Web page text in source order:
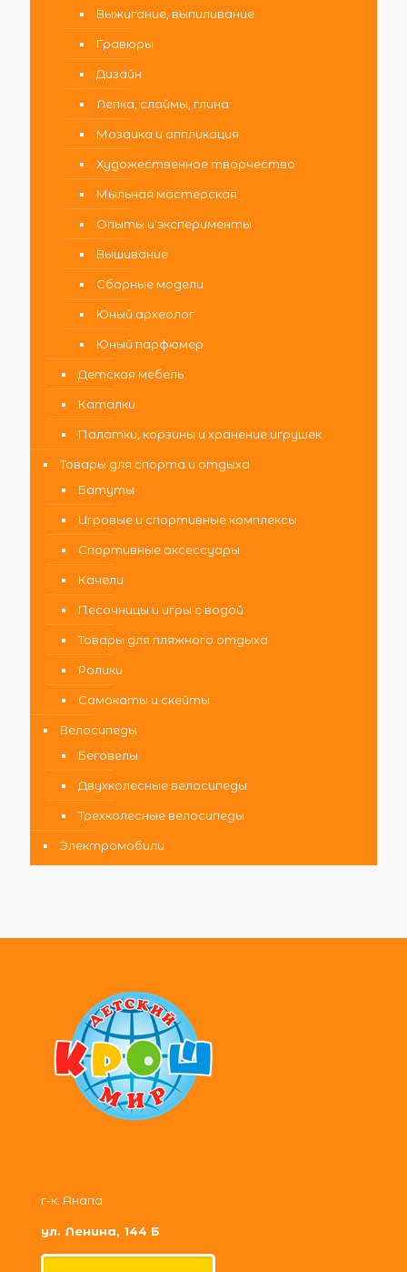
Выжигание, выпиливание
Гравюры
Дизайн
Лепка, слаймы, глина
Мозаика и аппликация
Художественное творчество
Мыльная мастерская
Опыты и эксперименты
Вышивание
Сборные модели
Юный археолог
Юный парфюмер
Детская мебель
Каталки
Палатки, корзины и хранение игрушек
Товары для спорта и отдыха
Батуты
Игровые и спортивные комплексы
Спортивные аксессуары
Качели
Песочницы и игры с водой
Товары для пляжного отдыха
Ролики
Самокаты и скейты
Велосипеды
Беговелы
Двухколесные велосипеды
Трехколесные велосипеды
Электромобили
г-к. Анапа
ул. Ленина, 144 Б